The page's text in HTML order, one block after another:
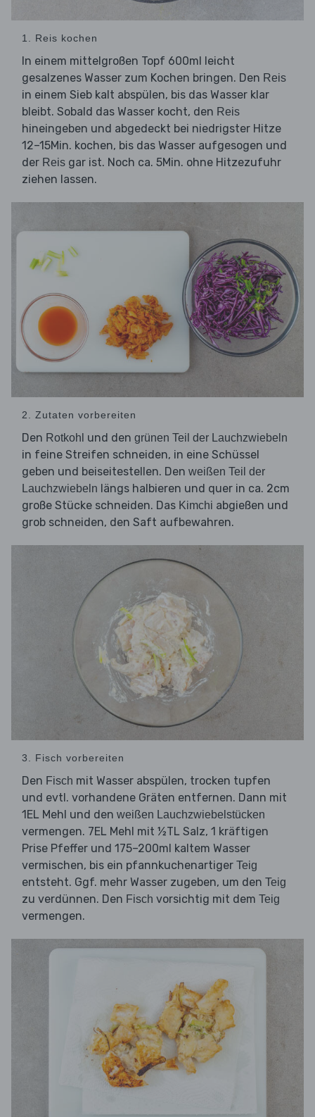
1. Reis kochen
In einem mittelgroßen Topf 600ml leicht
gesalzenes Wasser zum Kochen bringen. Den Reis
in einem Sieb kalt abspülen, bis das Wasser klar
bleibt. Sobald das Wasser kocht, den Reis
hineingeben und abgedeckt bei niedrigster Hitze
12–15Min. kochen, bis das Wasser aufgesogen und
der Reis gar ist. Noch ca. 5Min. ohne Hitzezufuhr
ziehen lassen.
2. Zutaten vorbereiten
Den Rotkohl und den grünen Teil der Lauchzwiebeln
in feine Streifen schneiden, in eine Schüssel
geben und beiseitestellen. Den weißen Teil der
Lauchzwiebeln längs halbieren und quer in ca. 2cm
große Stücke schneiden. Das Kimchi abgießen und
grob schneiden, den Saft aufbewahren.
3. Fisch vorbereiten
Den Fisch mit Wasser abspülen, trocken tupfen
und evtl. vorhandene Gräten entfernen. Dann mit
1EL Mehl und den weißen Lauchzwiebelstücken
vermengen. 7EL Mehl mit ½TL Salz, 1 kräftigen
Prise Pfeffer und 175–200ml kaltem Wasser
vermischen, bis ein pfannkuchenartiger Teig
entsteht. Ggf. mehr Wasser zugeben, um den Teig
zu verdünnen. Den Fisch vorsichtig mit dem Teig
vermengen.